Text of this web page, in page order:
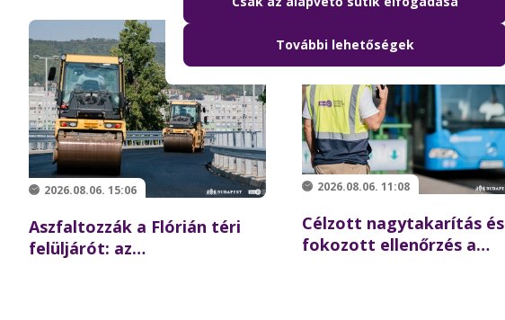
2026.08.06. 15:06
Aszfaltozzák a Flórián téri
felüljárót: az
2026.08.06. 11:08
Célzott nagytakarítás és
fokozott ellenőrzés a
További lehetőségek